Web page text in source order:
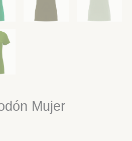
Mujer